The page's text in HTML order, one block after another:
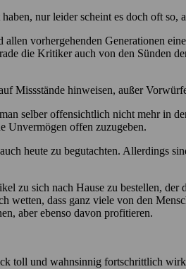
nur leider scheint es doch oft so,
vorhergehenden Generationen
die Kritiker auch von den Sünden
Missstände hinweisen, außer
selber offensichtlich nicht mehr in
Unvermögen offen zuzugeben.
heute zu begutachten. Allerdings
zu sich nach Hause zu bestellen,
dass ganz viele von den
aber ebenso davon profitieren.
toll und wahnsinnig fortschrittlich